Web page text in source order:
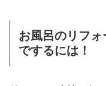
お風呂のリフ
でするには！